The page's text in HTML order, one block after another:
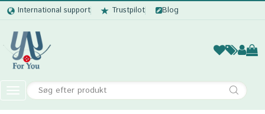
International support Trustpilot Blog
Kvinder
Toggle
navigation